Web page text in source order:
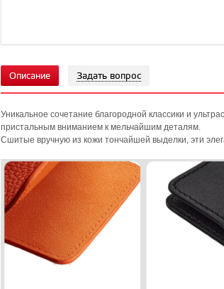
Описание Задать вопрос
Уникальное сочетание благородной классики и
пристальным вниманием к мельчайшим деталям.
Сшитые вручную из кожи тончайшей выделки, эти